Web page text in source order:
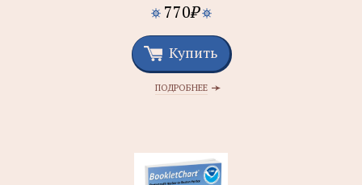
770₽
Купить
ПОДРОБНЕЕ